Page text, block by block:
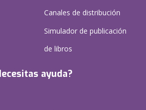
Canales de distribución
Simulador de publicación
de libros
ayuda?